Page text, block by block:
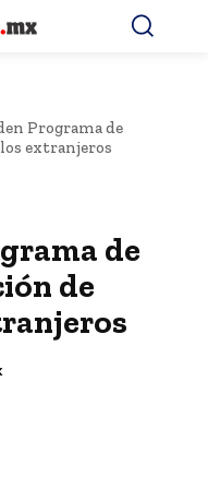
Programa de
extranjeros
de
de